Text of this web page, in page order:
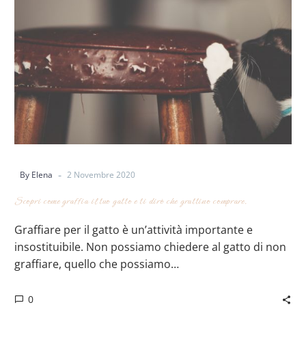
By Elena - 2 Novembre 2020
Scopri come graffia il tuo gatto e ti dirò che grattino comprare.
Graffiare per il gatto è un’attività importante e
insostituibile. Non possiamo chiedere al gatto di non
graffiare, quello che possiamo…
0